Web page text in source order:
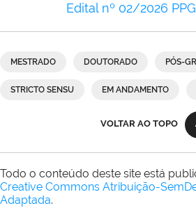
Edital nº 02/2026
MESTRADO DOUTORADO PÓS-
STRICTO SENSU EM ANDAMENTO
VOLTAR AO TOPO
Todo o conteúdo deste site está
Creative Commons Atribuição-
Adaptada.